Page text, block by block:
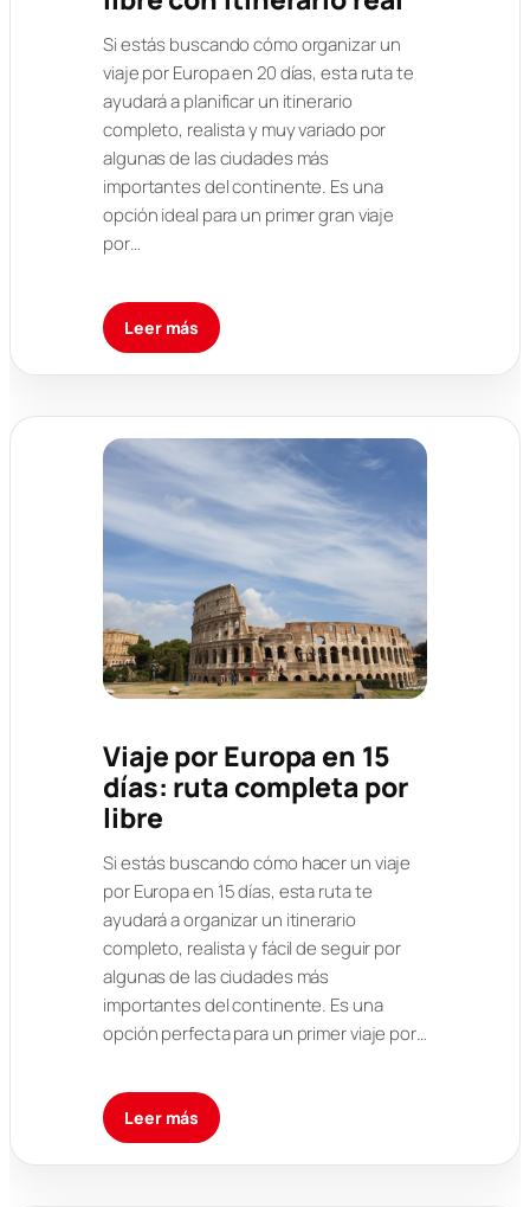
Si estás buscando cómo organizar un
viaje por Europa en 20 días, esta ruta te
ayudará a planificar un itinerario
completo, realista y muy variado por
algunas de las ciudades más
importantes del continente. Es una
opción ideal para un primer gran viaje
por…
Leer más
Viaje por Europa en 15
días: ruta completa por
libre
Si estás buscando cómo hacer un viaje
por Europa en 15 días, esta ruta te
ayudará a organizar un itinerario
completo, realista y fácil de seguir por
algunas de las ciudades más
importantes del continente. Es una
opción perfecta para un primer viaje por…
Leer más